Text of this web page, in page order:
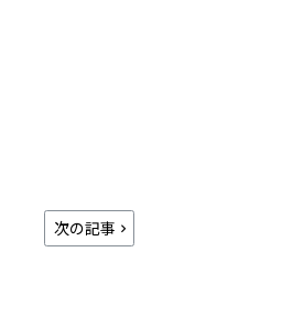
次の記事